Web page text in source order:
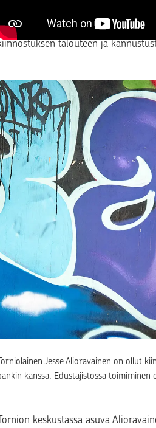
toiminutta
talouteen ja
Jesse Alioravainen on ollut
kanssa. Edustajistossa
keskustassa asuva